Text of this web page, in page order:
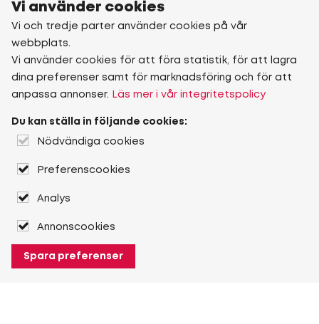
Vi använder cookies
Vi och tredje parter använder cookies på vår
webbplats.
Vi använder cookies för att föra statistik, för att lagra
dina preferenser samt för marknadsföring och för att
anpassa annonser.
Läs mer i vår integritetspolicy
Du kan ställa in följande cookies:
Nödvändiga cookies
Preferenscookies
Analys
Annonscookies
Spara preferenser